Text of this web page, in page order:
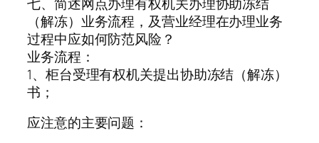
（解冻）业务流程，及营业经理在办理业务
过程中应如何防范风险？
业务流程：
1、柜台受理有权机关提出协助冻结（解冻）
书；
应注意的主要问题：